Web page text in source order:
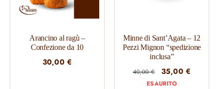
Arancino al ragù –
Confezione da 10
30,00€
Minne di Sant’Agata – 12
Pezzi Mignon “spedizione
inclusa”
40,00€
Il
prezzo
35,00€
ESAURITO